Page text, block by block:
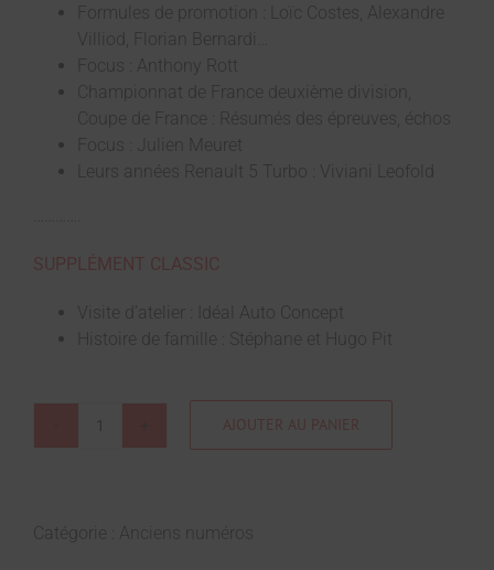
Formules de promotion : Loïc Costes, Alexandre
Villiod, Florian Bernardi…
Focus : Anthony Rott
Championnat de France deuxième division,
Coupe de France : Résumés des épreuves, échos
Focus : Julien Meuret
Leurs années Renault 5 Turbo : Viviani Leofold
SUPPLÉMENT CLASSIC
Visite d’atelier : Idéal Auto Concept
Histoire de famille : Stéphane et Hugo Pit
AJOUTER AU PANIER
Catégorie : Anciens numéros